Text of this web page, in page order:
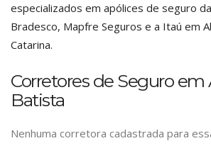
especializados em apólices de seguro
Bradesco, Mapfre Seguros e a Itaú em
Catarina.
Corretores de Seguro em
Batista
Nenhuma corretora cadastrada para